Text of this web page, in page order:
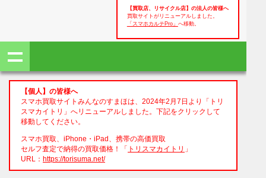
【買取店、リサイクル店】の法人の皆様へ
買取サイトがリニューアルしました。
「スマホカルテPro」 へ移動。
【個人】の皆様へ
スマホ買取サイトみんなのすまほは、2024年2月7日より「トリ
スマカイトリ」へリニューアルしました。下記をクリックして
移動してください。
スマホ買取、iPhone・iPad、携帯の高価買取
セルフ査定で納得の買取価格！「 トリスマカイトリ 」
URL： https://torisuma.net/